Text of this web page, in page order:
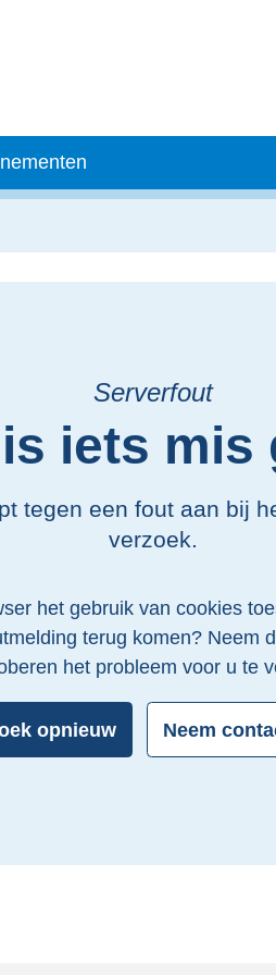
iets mis
Serverfout
tegen een fout aan bij
verzoek.
het gebruik van cookies
terug komen? Neem
het probleem voor u te
opnieuw Neem